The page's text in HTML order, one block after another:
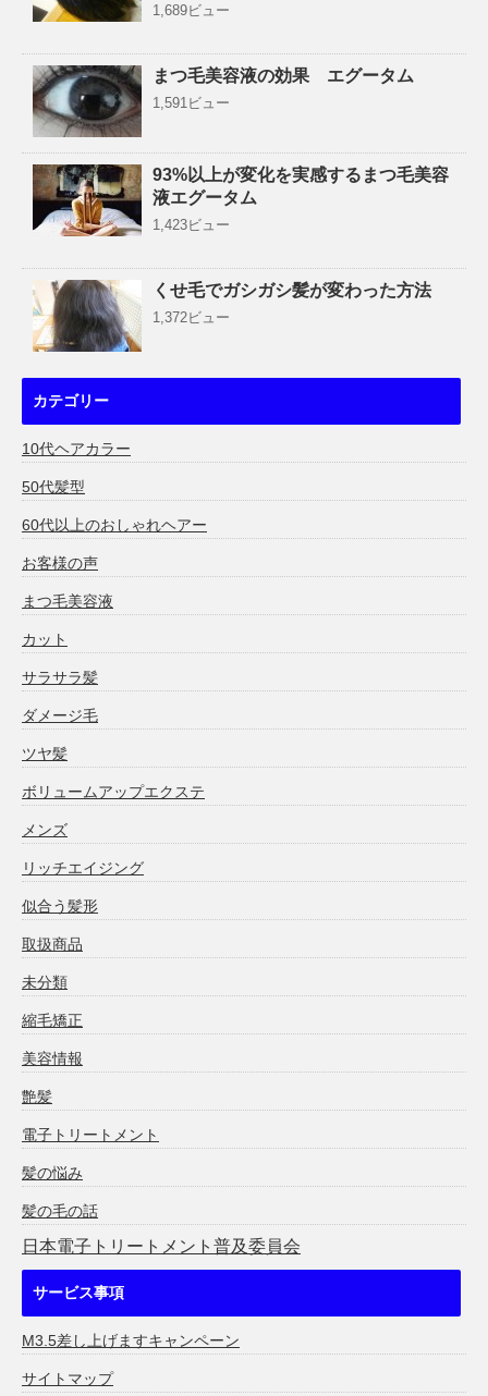
1,689ビュー
まつ毛美容液の効果 エグータム
1,591ビュー
93%以上が変化を実感するまつ毛美容
液エグータム
1,423ビュー
くせ毛でガシガシ髪が変わった方法
1,372ビュー
カテゴリー
10代ヘアカラー
50代髪型
60代以上のおしゃれヘアー
お客様の声
まつ毛美容液
カット
サラサラ髪
ダメージ毛
ツヤ髪
ボリュームアップエクステ
メンズ
リッチエイジング
似合う髪形
取扱商品
未分類
縮毛矯正
美容情報
艶髪
電子トリートメント
髪の悩み
髪の毛の話
日本電子トリートメント普及委員会
サービス事項
M3.5差し上げますキャンペーン
サイトマップ